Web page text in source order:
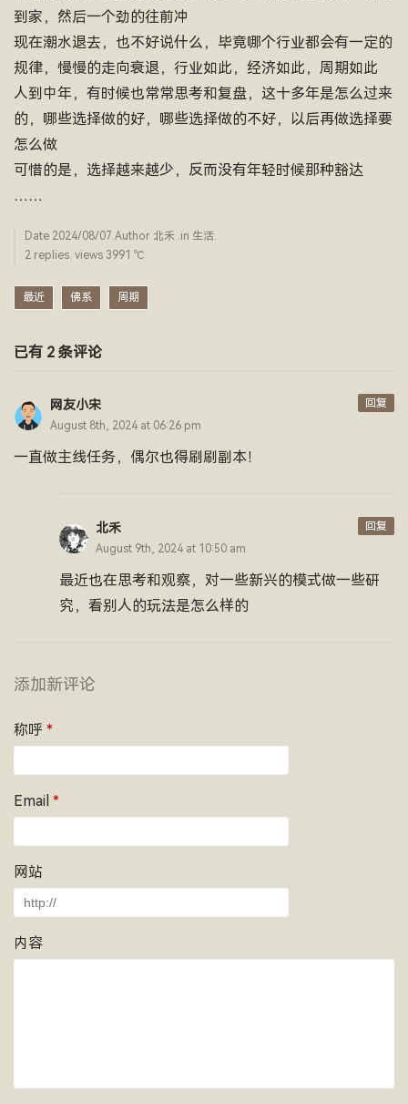
到家，然后一个劲的往前冲
现在潮水退去，也不好说什么，毕竟哪个行业都会有一定的
规律，慢慢的走向衰退，行业如此，经济如此，周期如此
人到中年，有时候也常常思考和复盘，这十多年是怎么过来
的，哪些选择做的好，哪些选择做的不好，以后再做选择要
怎么做
可惜的是，选择越来越少，反而没有年轻时候那种豁达
……
Date 2024/08/07.Author 北禾 .in 生活.
2 replies. views 3991 ­℃
最近 佛系 周期
已有 2 条评论
网友小宋
August 8th, 2024 at 06:26 pm
一直做主线任务，偶尔也得刷刷副本！
回复
北禾
August 9th, 2024 at 10:50 am
最近也在思考和观察，对一些新兴的模式做一些研
究，看别人的玩法是怎么样的
回复
添加新评论
称呼 *
Email *
网站
内容